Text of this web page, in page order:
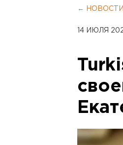
← НОВОСТИ
14 ИЮЛЯ